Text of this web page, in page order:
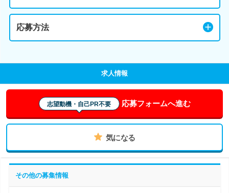
応募方法
求人情報
志望動機・自己PR不要 応募フォームへ進む
気になる
その他の募集情報